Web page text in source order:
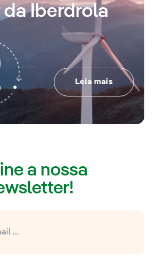
da Iberdrola
Leia mais
a nossa